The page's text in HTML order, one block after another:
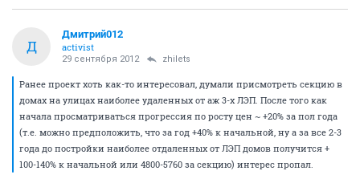
Д
Дмитрий012
activist
29 сентября 2012 zhilets
Ранее проект хоть как-то интересовал, думали присмотреть секцию в
домах на улицах наиболее удаленных от аж 3-х ЛЭП. После того как
начала просматриваться прогрессия по росту цен ~ +20% за пол года
(т.е. можно предположить, что за год +40% к начальной, ну а за все 2-3
года до постройки наиболее отдаленных от ЛЭП домов получится +
100-140% к начальной или 4800-5760 за секцию) интерес пропал.